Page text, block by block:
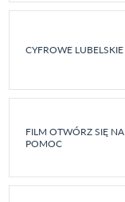
CYFROWE LUBELSKIE
FILM OTWÓRZ SIĘ NA
POMOC